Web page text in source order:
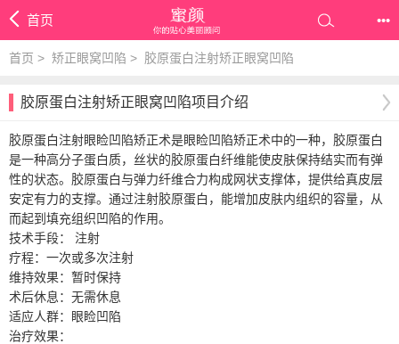
首页 •••
首页 > 矫正眼窝凹陷 > 胶原蛋白注射矫正眼窝凹陷
胶原蛋白注射矫正眼窝凹陷项目介绍
胶原蛋白注射眼睑凹陷矫正术是眼睑凹陷矫正术中的一种，胶原蛋白
是一种高分子蛋白质，丝状的胶原蛋白纤维能使皮肤保持结实而有弹
性的状态。胶原蛋白与弹力纤维合力构成网状支撑体，提供给真皮层
安定有力的支撑。通过注射胶原蛋白，能增加皮肤内组织的容量，从
而起到填充组织凹陷的作用。
技术手段： 注射
疗程：一次或多次注射
维持效果：暂时保持
术后休息：无需休息
适应人群：眼睑凹陷
治疗效果：